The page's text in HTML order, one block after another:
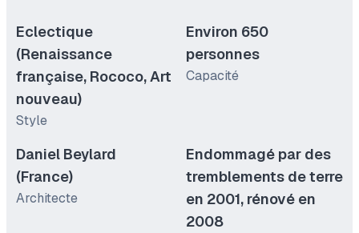
Eclectique
(Renaissance
française, Rococo, Art
nouveau)
Style
Environ 650
personnes
Capacité
Daniel Beylard
(France)
Architecte
Endommagé par des
tremblements de terre
en 2001, rénové en
2008